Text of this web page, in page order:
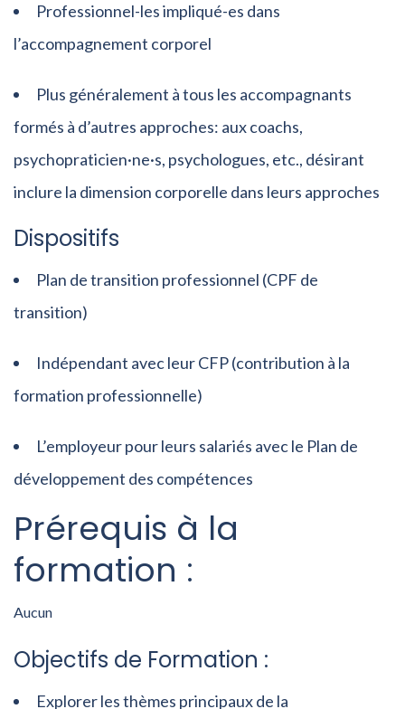
Professionnel-les impliqué-es dans
l’accompagnement corporel
Plus généralement à tous les accompagnants
formés à d’autres approches: aux coachs,
psychopraticien·ne·s, psychologues, etc., désirant
inclure la dimension corporelle dans leurs approches
Dispositifs
Plan de transition professionnel (CPF de
transition)
Indépendant avec leur CFP (contribution à la
formation professionnelle)
L’employeur pour leurs salariés avec le Plan de
développement des compétences
Prérequis à la
formation :
Aucun
Objectifs de Formation :
Explorer les thèmes principaux de la